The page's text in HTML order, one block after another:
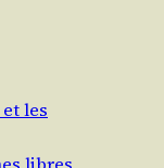
les